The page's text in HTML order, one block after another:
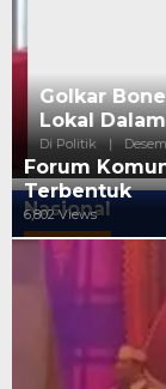
Golkar Bone
Lokal Dalam
Di Politik |
Nasional
Forum
Terbentuk
6,802 Views